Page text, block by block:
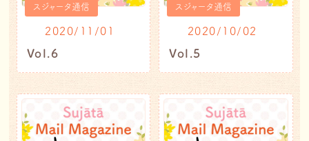
スジャータ通信
2020/11/01
Vol.6
スジャータ通信
2020/10/02
Vol.5